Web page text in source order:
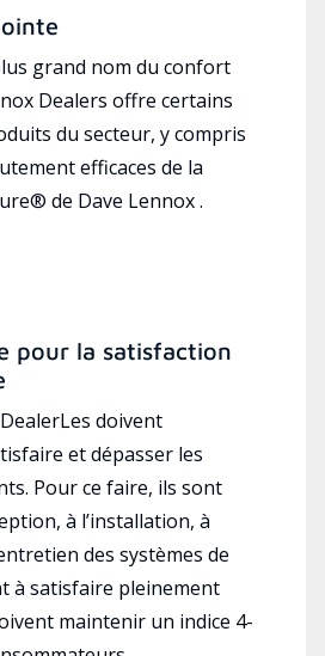
grand nom du confort
Dealers offre certains
du secteur, y compris
efficaces de la
de Dave Lennox .
pour la satisfaction
doivent
et dépasser les
Pour ce faire, ils sont
à l’installation, à
des systèmes de
à satisfaire pleinement
maintenir un indice 4-